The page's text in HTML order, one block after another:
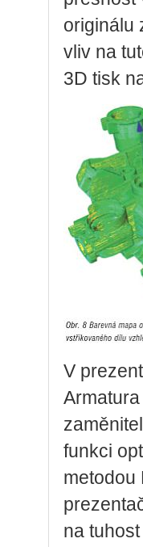
originálu
vliv na
3D tisk
V
funkci
metodou
na